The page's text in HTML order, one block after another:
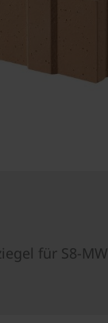
für S8-MW